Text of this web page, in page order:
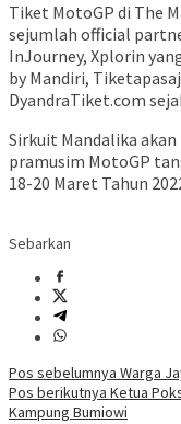
Tiket MotoGP di The
sejumlah official
InJourney, Xplorin
by Mandiri,
DyandraTiket.com
Sirkuit Mandalika
pramusim MotoGP
18-20 Maret Tahun
Sebarkan
Navigasi
pos
Pos sebelumnya Warga
Pos berikutnya Ketua
Kampung Bumiowi